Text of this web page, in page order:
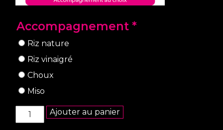
Accompagnement *
Riz nature
Riz vinaigré
Choux
Miso
quantité
de
Ajouter au panier